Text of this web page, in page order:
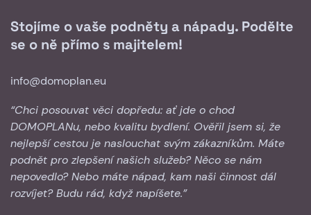
Stojíme o vaše podněty a nápady. Podělte
se o ně přímo s majitelem!
info@domoplan.eu
“Chci posouvat věci dopředu: ať jde o chod
DOMOPLANu, nebo kvalitu bydlení. Ověřil jsem si, že
nejlepší cestou je naslouchat svým zákazníkům. Máte
podnět pro zlepšení našich služeb? Něco se nám
nepovedlo? Nebo máte nápad, kam naši činnost dál
rozvíjet? Budu rád, když napíšete.”